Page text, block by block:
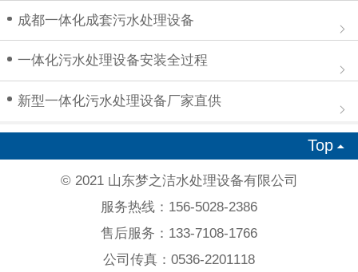
成都一体化成套污水处理设备
一体化污水处理设备安装全过程
新型一体化污水处理设备厂家直供
Top
© 2021 山东梦之洁水处理设备有限公司
服务热线：156-5028-2386
售后服务：133-7108-1766
公司传真：0536-2201118